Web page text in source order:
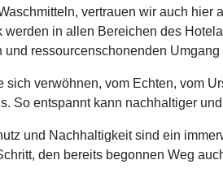
vertrauen wir auch hier
werden in allen Bereichen des
und ressourcenschonenden Umgang
sich verwöhnen, vom Echten, vom
So entspannt kann nachhaltiger
und Nachhaltigkeit sind ein
den bereits begonnen Weg